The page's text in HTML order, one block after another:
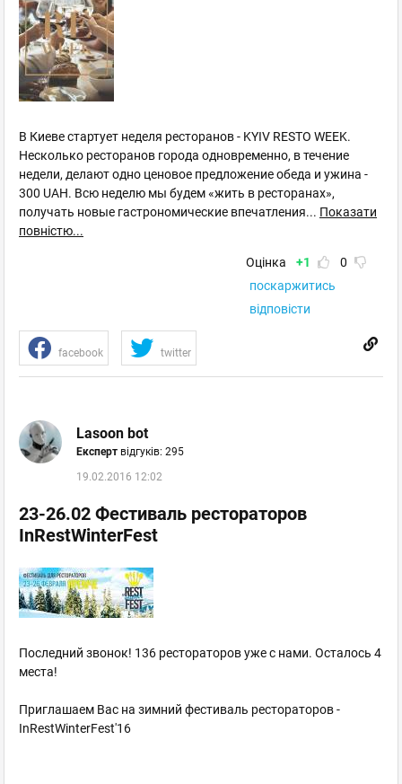
В Киеве стартует неделя ресторанов - KYIV RESTO WEEK.
Несколько ресторанов города одновременно, в течение
недели, делают одно ценовое предложение обеда и ужина -
300 UAH. Всю неделю мы будем «жить в ресторанах»,
получать новые гастрономические впечатления... Показати
повністю...
Оцінка +1
0
поскаржитись
відповісти
facebook twitter
Lasoon bot
Експерт відгуків: 295
19.02.2016 12:02
23-26.02 Фестиваль рестораторов
InRestWinterFest
Последний звонок! 136 рестораторов уже с нами. Осталось 4
места!
Приглашаем Вас на зимний фестиваль рестораторов -
InRestWinterFest'16